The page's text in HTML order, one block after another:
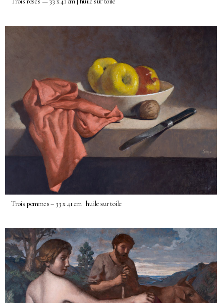
Trois pommes – 33 x 41 cm | huile sur toile